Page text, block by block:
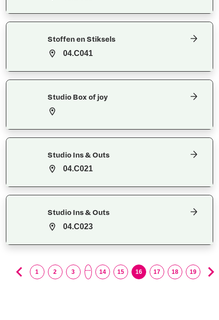
Stoffen en Stiksels
04.C041
Studio Box of joy
Studio Ins & Outs
04.C021
Studio Ins & Outs
04.C023
1 2 3 … 14 15 16 17 18 19